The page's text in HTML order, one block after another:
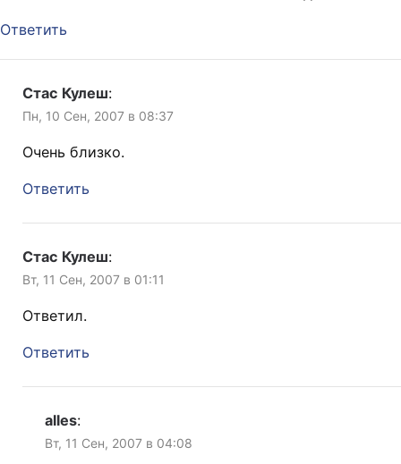
Ответить
Стас Кулеш:
Пн, 10 Сен, 2007 в 08:37
Очень близко.
Ответить
Стас Кулеш:
Вт, 11 Сен, 2007 в 01:11
Ответил.
Ответить
alles:
Вт, 11 Сен, 2007 в 04:08